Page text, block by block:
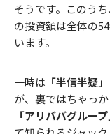
そうです。このうち
の投資額は全体の
います。
一時は 「半信半疑」
が、裏ではちゃっ
「アリババグループ